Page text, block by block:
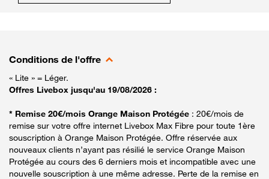
Conditions de l'offre
« Lite » = Léger.
Offres Livebox jusqu'au 19/08/2026 :
* Remise 20€/mois Orange Maison Protégée : 20€/mois de
remise sur votre offre internet Livebox Max Fibre pour toute 1ère
souscription à Orange Maison Protégée. Offre réservée aux
nouveaux clients n’ayant pas résilié le service Orange Maison
Protégée au cours des 6 derniers mois et incompatible avec une
nouvelle souscription à une même adresse. Perte de la remise en